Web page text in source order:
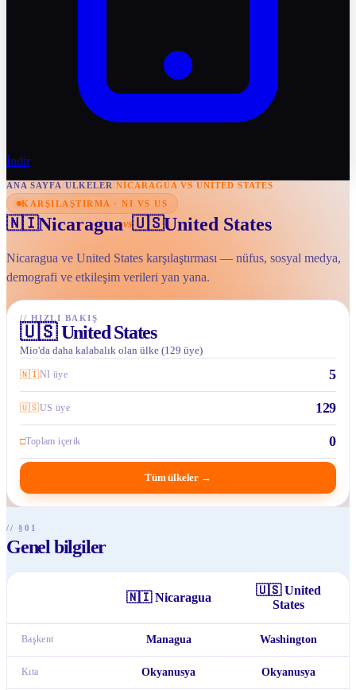
İndir
ANA SAYFA/ULKELER/NICARAGUA VS UNITED STATES
KARŞILAŞTIRMA · NI VS US
🇳🇮Nicaraguavs🇺🇸United States
Nicaragua ve United States karşılaştırması — nüfus, sosyal medya,
demografi ve etkileşim verileri yan yana.
// HIZLI BAKIŞ
🇺🇸 United States
Mio'da daha kalabalık olan ülke (129 üye)
🇳🇮NI üye 5
🇺🇸US üye 129
□Toplam içerik 0
Tüm ülkeler →
// §01
Genel bilgiler
🇳🇮 Nicaragua
🇺🇸 United
States
Başkent Managua Washington
Kıta Okyanusya Okyanusya